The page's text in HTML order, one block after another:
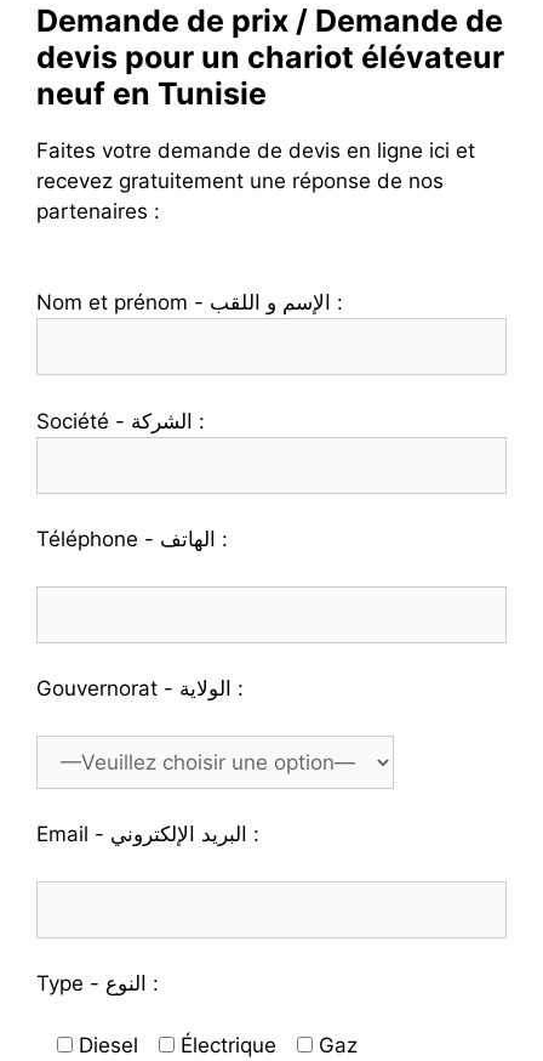
Demande de prix / Demande de
devis pour un chariot élévateur
neuf en Tunisie
Faites votre demande de devis en ligne ici et
recevez gratuitement une réponse de nos
partenaires :
Nom et prénom - الإسم و اللقب :
Société - الشركة :
Téléphone - الهاتف :
Gouvernorat - الولاية :
Email - البريد الإلكتروني :
Type - النوع :
Diesel Électrique Gaz